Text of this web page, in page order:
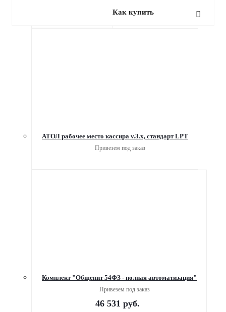
АТОЛ рабочее место кассира v.3.x, стандарт LPT
Привезем под заказ
Комплект "Общепит 54ФЗ - полная автоматизация"
Привезем под заказ
46 531 руб.
Как купить